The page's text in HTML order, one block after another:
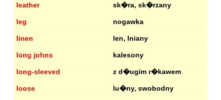
leather sk�ra, sk�rzany
leg nogawka
linen len, lniany
long johns kalesony
long-sleeved z d�ugim r�kawem
loose lu�ny, swobodny